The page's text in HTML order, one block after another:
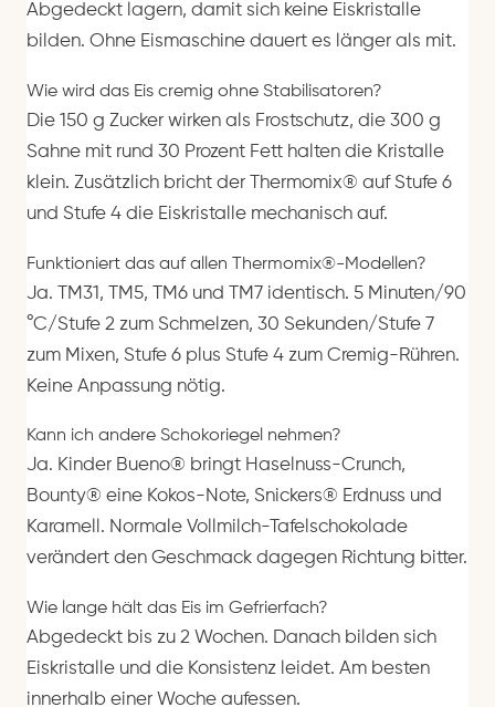
Abgedeckt lagern, damit sich keine Eiskristalle
bilden. Ohne Eismaschine dauert es länger als mit.
Wie wird das Eis cremig ohne Stabilisatoren?
Die 150 g Zucker wirken als Frostschutz, die 300 g
Sahne mit rund 30 Prozent Fett halten die Kristalle
klein. Zusätzlich bricht der Thermomix® auf Stufe 6
und Stufe 4 die Eiskristalle mechanisch auf.
Funktioniert das auf allen Thermomix®-Modellen?
Ja. TM31, TM5, TM6 und TM7 identisch. 5 Minuten/90
°C/Stufe 2 zum Schmelzen, 30 Sekunden/Stufe 7
zum Mixen, Stufe 6 plus Stufe 4 zum Cremig-Rühren.
Keine Anpassung nötig.
Kann ich andere Schokoriegel nehmen?
Ja. Kinder Bueno® bringt Haselnuss-Crunch,
Bounty® eine Kokos-Note, Snickers® Erdnuss und
Karamell. Normale Vollmilch-Tafelschokolade
verändert den Geschmack dagegen Richtung bitter.
Wie lange hält das Eis im Gefrierfach?
Abgedeckt bis zu 2 Wochen. Danach bilden sich
Eiskristalle und die Konsistenz leidet. Am besten
innerhalb einer Woche aufessen.